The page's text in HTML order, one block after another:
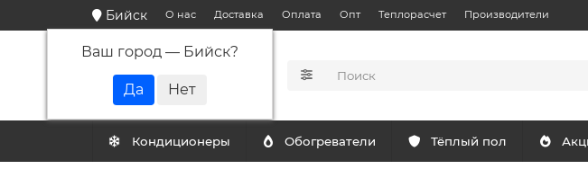
Бийск
Ваш город — Бийск?
О нас Доставка Оплата Опт Теплорасчет Производители
Кондиционеры Обогреватели Тёплый пол